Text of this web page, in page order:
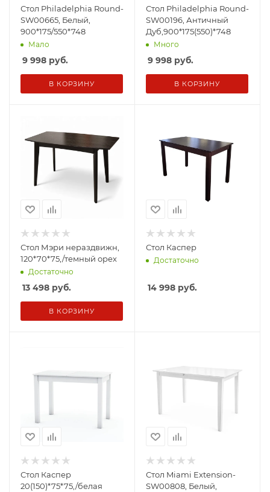
Стол Philadelphia Round-
SW00665, Белый,
900*175/550*748
Мало
9 998 руб.
В КОРЗИНУ
Стол Philadelphia Round-
SW00196, Античный
Дуб,900*175(550)*748
Много
9 998 руб.
В КОРЗИНУ
Стол Мэри нераздвижн,
120*70*75,/темный орех
Достаточно
13 498 руб.
В КОРЗИНУ
Стол Каспер
Достаточно
14 998 руб.
Стол Каспер
20(150)*75*75,/белая
Стол Miami Extension-
SW00808, Белый,